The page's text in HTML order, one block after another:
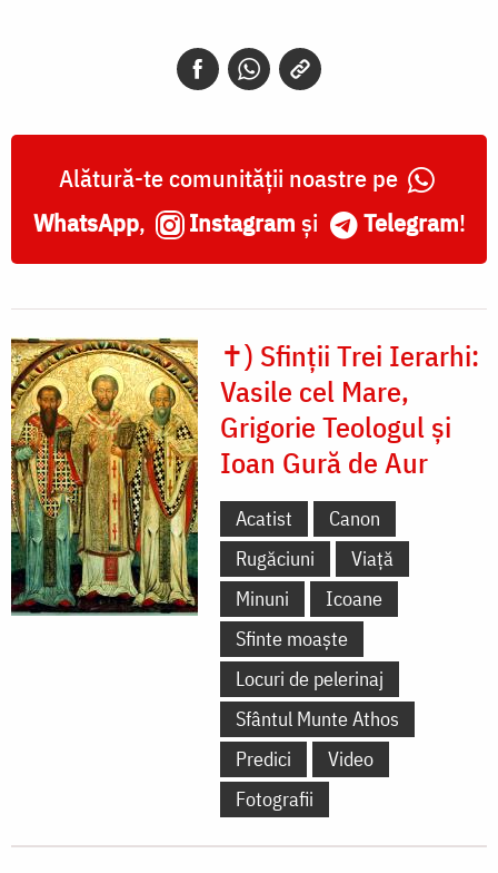
Alătură-te comunității noastre pe
WhatsApp, Instagram și Telegram!
✝) Sfinții Trei Ierarhi:
Vasile cel Mare,
Grigorie Teologul și
Ioan Gură de Aur
Acatist
Canon
Rugăciuni
Viață
Minuni
Icoane
Sfinte moaște
Locuri de pelerinaj
Sfântul Munte Athos
Predici
Video
Fotografii